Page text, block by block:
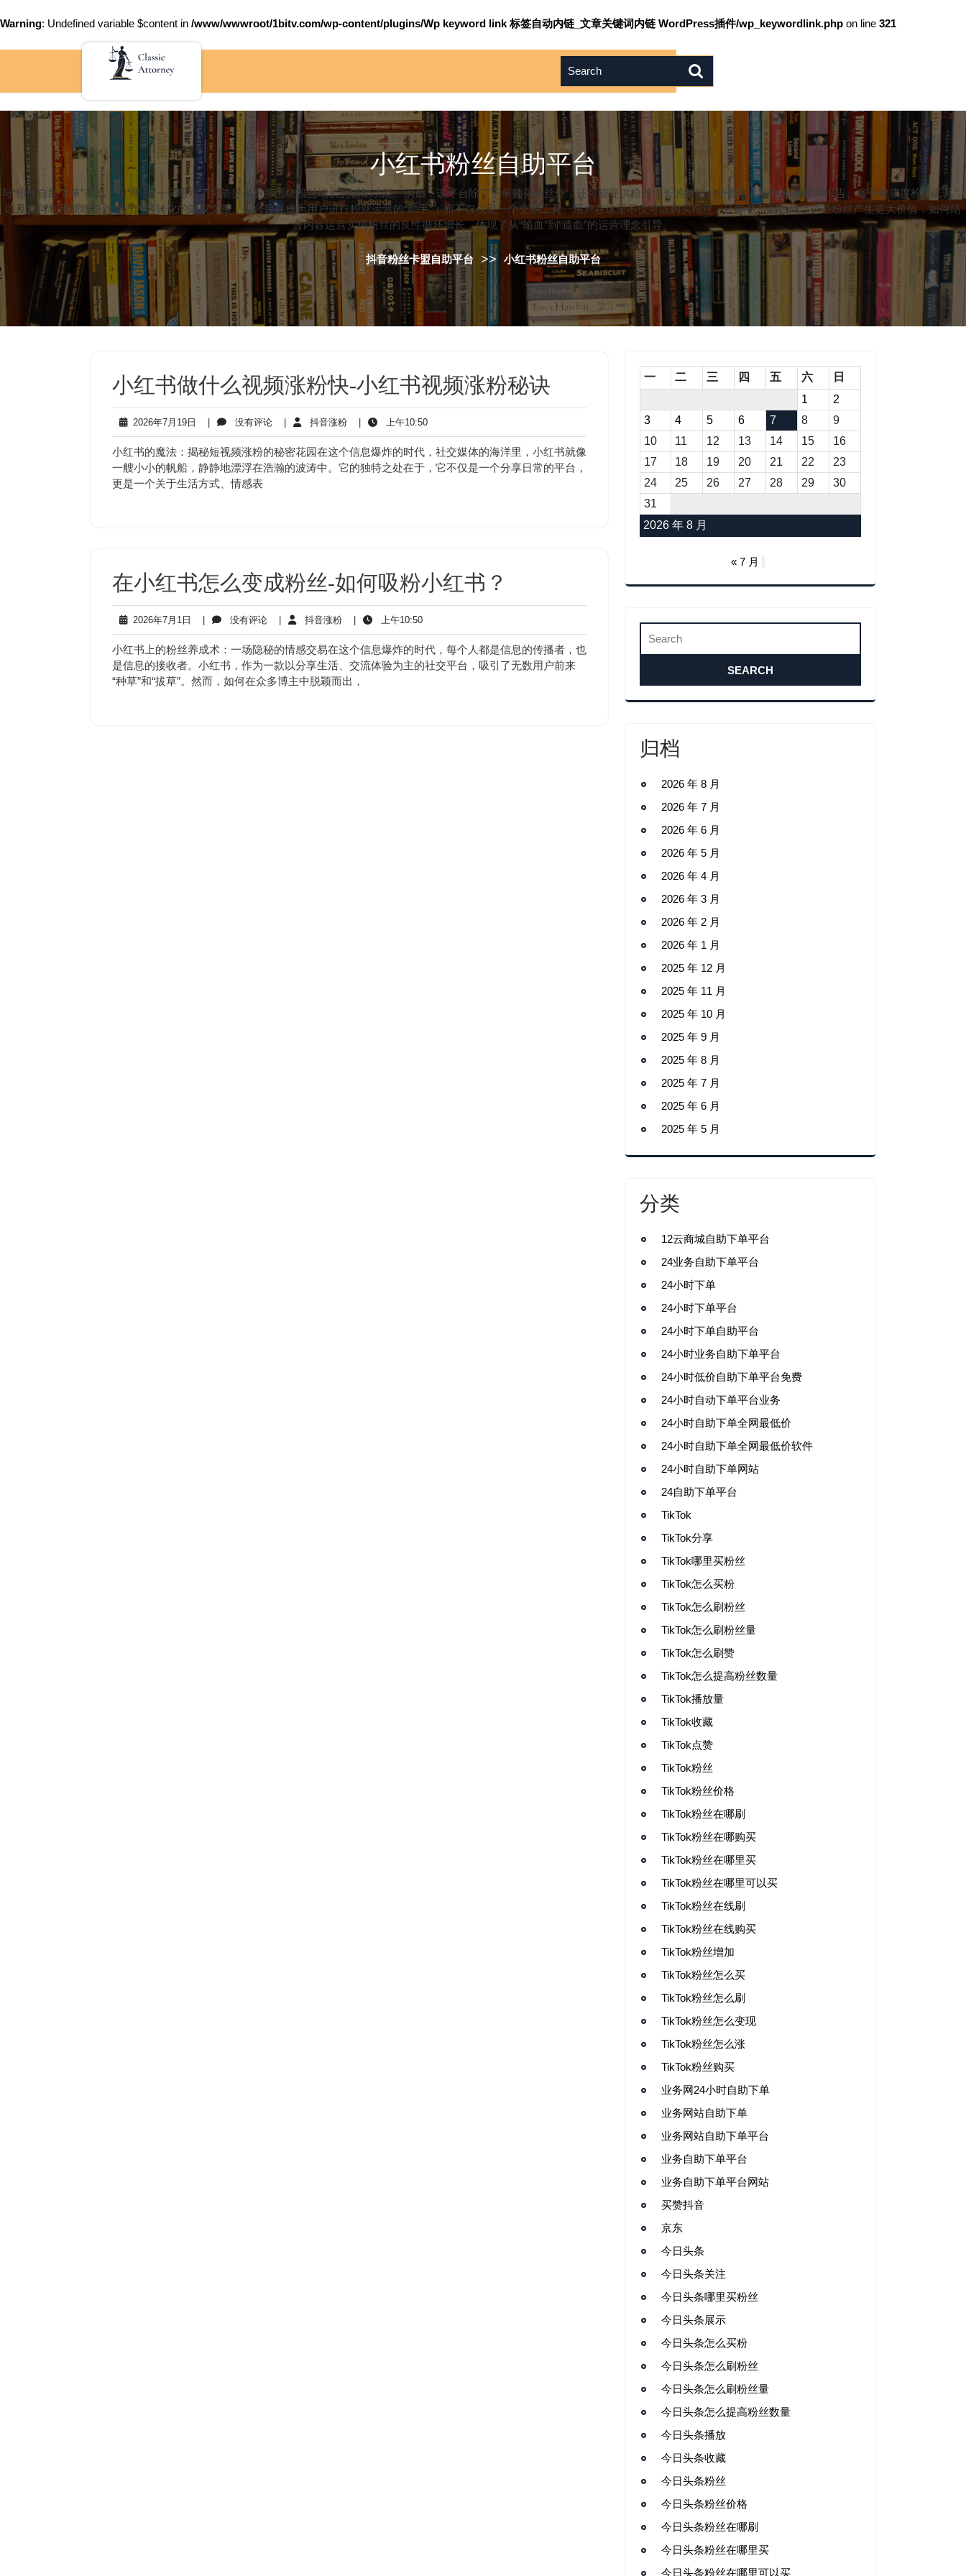
Warning: Undefined variable $content in /www/wwwroot/1bitv.com/wp-content/plugins/Wp keyword link 标签自动内链_文章关键词内链 WordPress插件/wp_keywordlink.php on line 321
小红书粉丝自助平台
与“粉丝自助下单”类似，但“平台”一词暗示了可能提供更多围绕粉丝增长的辅助功能。例如，该平台除了下单购买粉丝外，还可能提供粉丝增长的数据分析图表、粉丝画像模拟报告、账号健康度检测工具，
以及如何利用新增粉丝进行内容转化的建议文章。平台旨在成为用户进行粉丝运营的“助手”，而不仅仅是一个交易工具。用户在这里不仅可以购买粉丝，还能学习到如何让这些粉丝产生更大价值，如何结
合内容运营实现粉丝的良性循环增长，体现了从“输血”到“造血”的运营理念引导。
抖音粉丝卡盟自助平台 >> 小红书粉丝自助平台
小红书做什么视频涨粉快-小红书视频涨粉秘诀
2026年7月19日
2026
年
7
月
19
日
没有评论没
有
评
论
抖音涨粉抖
音
涨
粉
上午10:50上
午
10:50
小红书的魔法：揭秘短视频涨粉的秘密花园在这个信息爆炸的时代，社交媒体的海洋里，小红书就像
一艘小小的帆船，静静地漂浮在浩瀚的波涛中。它的独特之处在于，它不仅是一个分享日常的平台，
更是一个关于生活方式、情感表
在小红书怎么变成粉丝-如何吸粉小红书？
2026年7月1日
2026
年
7
1
日
没有评论没
有
评
论
抖音涨粉抖
音
涨
粉
上午10:50上
午
10:50
小红书上的粉丝养成术：一场隐秘的情感交易在这个信息爆炸的时代，每个人都是信息的传播者，也
是信息的接收者。小红书，作为一款以分享生活、交流体验为主的社交平台，吸引了无数用户前来
“种草”和“拔草”。然而，如何在众多博主中脱颖而出，
2026 年 8 月
一 二 三 四 五 六
日
1
2
3
4 5 6 7 8
9
10
11 12 13 14 15
16
17
18 19 20 21 22
23
24
25 26 27 28 29
30
31
« 7 月
归档
2026 年 8 月
2026 年 7 月
2026 年 6 月
2026 年 5 月
2026 年 4 月
2026 年 3 月
2026 年 2 月
2026 年 1 月
2025 年 12 月
2025 年 11 月
2025 年 10 月
2025 年 9 月
2025 年 8 月
2025 年 7 月
2025 年 6 月
2025 年 5 月
分类
12云商城自助下单平台
24业务自助下单平台
24小时下单
24小时下单平台
24小时下单自助平台
24小时业务自助下单平台
24小时低价自助下单平台免费
24小时自动下单平台业务
24小时自助下单全网最低价
24小时自助下单全网最低价软件
24小时自助下单网站
24自助下单平台
TikTok
TikTok分享
TikTok哪里买粉丝
TikTok怎么买粉
TikTok怎么刷粉丝
TikTok怎么刷粉丝量
TikTok怎么刷赞
TikTok怎么提高粉丝数量
TikTok播放量
TikTok收藏
TikTok点赞
TikTok粉丝
TikTok粉丝价格
TikTok粉丝在哪刷
TikTok粉丝在哪购买
TikTok粉丝在哪里买
TikTok粉丝在哪里可以买
TikTok粉丝在线刷
TikTok粉丝在线购买
TikTok粉丝增加
TikTok粉丝怎么买
TikTok粉丝怎么刷
TikTok粉丝怎么变现
TikTok粉丝怎么涨
TikTok粉丝购买
业务网24小时自助下单
业务网站自助下单
业务网站自助下单平台
业务自助下单平台
业务自助下单平台网站
买赞抖音
京东
今日头条
今日头条关注
今日头条哪里买粉丝
今日头条展示
今日头条怎么买粉
今日头条怎么刷粉丝
今日头条怎么刷粉丝量
今日头条怎么提高粉丝数量
今日头条播放
今日头条收藏
今日头条粉丝
今日头条粉丝价格
今日头条粉丝在哪刷
今日头条粉丝在哪里买
今日头条粉丝在哪里可以买